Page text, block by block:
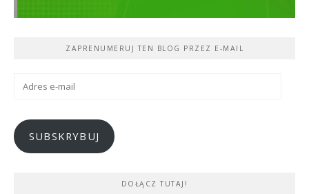
ZAPRENUMERUJ TEN BLOG PRZEZ E-MAIL
Adres
SUBSKRYBUJ
DOŁĄCZ TUTAJ!